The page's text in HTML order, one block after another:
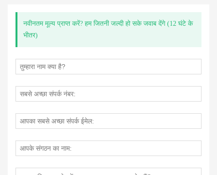
नवीनतम मूल्य प्राप्त करें? हम जितनी जल्दी हो सके जवाब देंगे (12 घंटे के
भीतर)